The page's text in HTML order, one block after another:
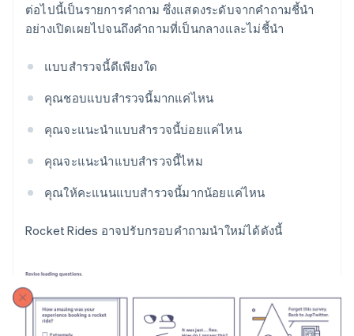
ต่อไปนี้เป็นรายการคำถาม ซึ่งแสดงระดับจากคำถามชี้นำ
อย่างเปิดเผยไปจนถึงคำถามที่เป็นกลางและไม่ชี้นำ
แบบสำรวจนี้ดีเพียงใด
คุณชอบแบบสำรวจนี้มากแค่ไหน
คุณจะแนะนำแบบสำรวจนี้บ่อยแค่ไหน
คุณจะแนะนำแบบสำรวจนี้ไหม
คุณให้คะแนนแบบสำรวจนี้มากน้อยแค่ไหน
Rocket Rides อาจปรับกรอบคำถามนำใหม่ได้ดังนี้